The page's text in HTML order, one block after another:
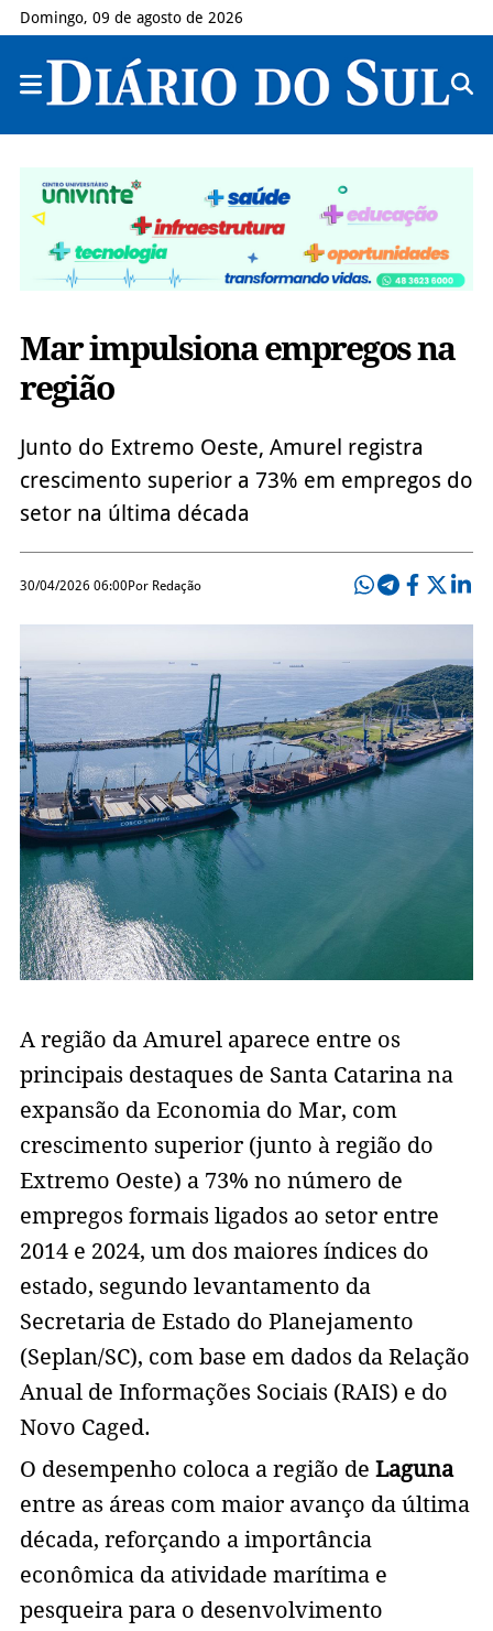
Domingo, 09 de agosto de 2026
Mar impulsiona empregos na
região
Junto do Extremo Oeste, Amurel registra
crescimento superior a 73% em empregos do
setor na última década
30/04/2026 06:00Por Redação
A região da Amurel aparece entre os
principais destaques de Santa Catarina na
expansão da Economia do Mar, com
crescimento superior (junto à região do
Extremo Oeste) a 73% no número de
empregos formais ligados ao setor entre
2014 e 2024, um dos maiores índices do
estado, segundo levantamento da
Secretaria de Estado do Planejamento
(Seplan/SC), com base em dados da Relação
Anual de Informações Sociais (RAIS) e do
Novo Caged.
O desempenho coloca a região de Laguna
entre as áreas com maior avanço da última
década, reforçando a importância
econômica da atividade marítima e
pesqueira para o desenvolvimento